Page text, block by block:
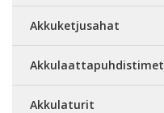
Akkuketjusahat
Akkulaattapuhdistimet
Akkulaturit